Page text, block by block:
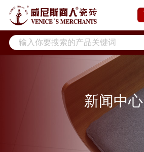
新闻中心